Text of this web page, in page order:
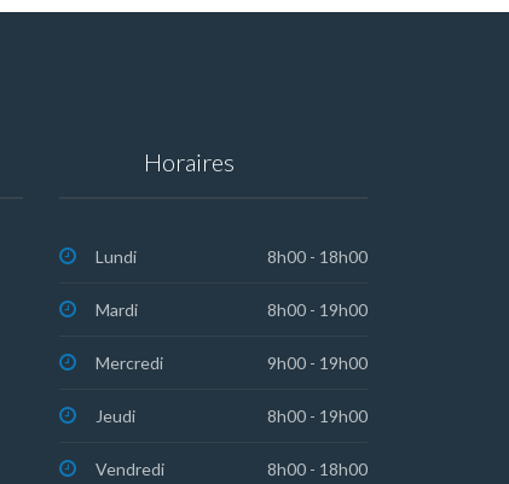
Horaires
Lundi 8h00 - 18h00
Mardi 8h00 - 19h00
Mercredi 9h00 - 19h00
Jeudi 8h00 - 19h00
Vendredi 8h00 - 18h00